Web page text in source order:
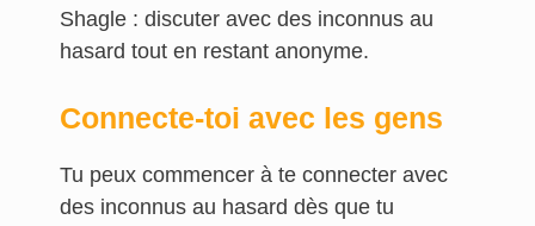
Shagle : discuter avec des inconnus au
hasard tout en restant anonyme.
Connecte-toi avec les gens
Tu peux commencer à te connecter avec
des inconnus au hasard dès que tu